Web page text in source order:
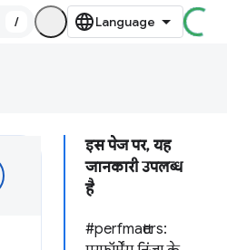
/
इस पेज पर, यह
जानकारी उपलब्ध
है
#perfmatters: